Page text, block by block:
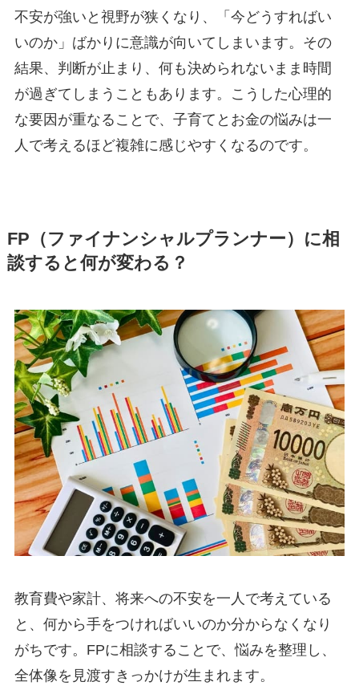
不安が強いと視野が狭くなり、「今どうすればい
いのか」ばかりに意識が向いてしまいます。その
結果、判断が止まり、何も決められないまま時間
が過ぎてしまうこともあります。こうした心理的
な要因が重なることで、子育てとお金の悩みは一
人で考えるほど複雑に感じやすくなるのです。
FP（ファイナンシャルプランナー）に相
談すると何が変わる？
教育費や家計、将来への不安を一人で考えている
と、何から手をつければいいのか分からなくなり
がちです。FPに相談することで、悩みを整理し、
全体像を見渡すきっかけが生まれます。